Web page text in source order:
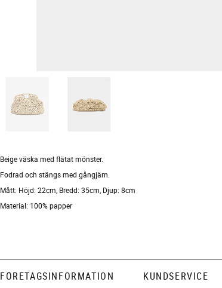
Beige väska med flätat mönster.
Fodrad och stängs med gångjärn.
Mått: Höjd: 22cm, Bredd: 35cm, Djup: 8cm
Material: 100% papper
FÖRETAGSINFORMATION KUNDSERVICE